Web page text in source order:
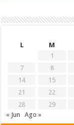
L
M
1
7
8
14
15
21
22
28
29
« Jun
Ago »